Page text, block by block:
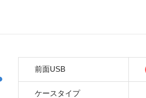
前面USB
ケースタイプ